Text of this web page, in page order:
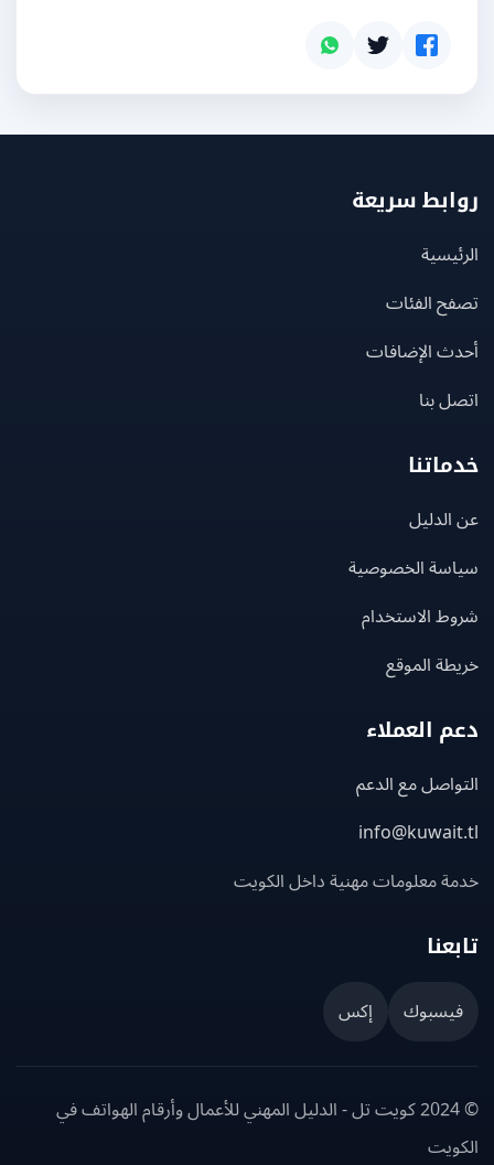
سريعة
الفئات
الإضافات
بنا
الخصوصية
الاستخدام
الموقع
العملاء
مع الدعم
معلومات مهنية داخل الكويت
إكس
© 2024 كويت تل - الدليل المهني للأعمال وأرقام الهواتف في